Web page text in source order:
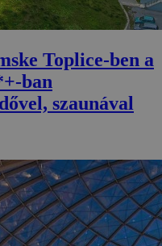
Toplice-ben a
ban
szaunával